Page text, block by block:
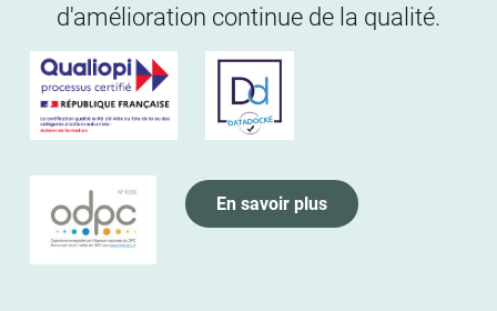
d'amélioration continue de la qualité.
En savoir plus